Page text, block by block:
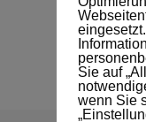
Sie auf
wenn Sie